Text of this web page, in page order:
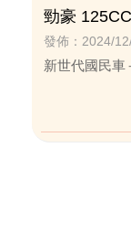
勁豪
發佈：2024/
新世代國民車